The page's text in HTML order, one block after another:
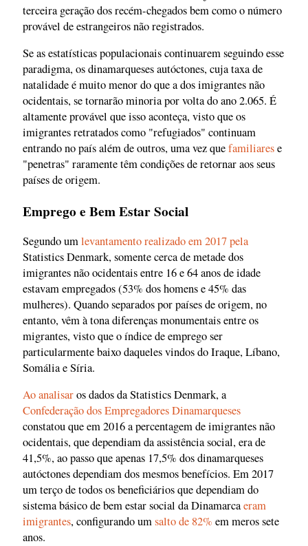
terceira geração dos recém-chegados bem como o número
provável de estrangeiros não registrados.
Se as estatísticas populacionais continuarem seguindo esse
paradigma, os dinamarqueses autóctones, cuja taxa de
natalidade é muito menor do que a dos imigrantes não
ocidentais, se tornarão minoria por volta do ano 2.065. É
altamente provável que isso aconteça, visto que os
imigrantes retratados como "refugiados" continuam
entrando no país além de outros, uma vez quefamiliarese
"penetras" raramente têm condições de retornar aos seus
países de origem.
Emprego e Bem Estar Social
Segundo umlevantamento realizado em 2017 pela
Statistics Denmark, somente cerca de metade dos
imigrantes não ocidentais entre 16 e 64 anos de idade
estavam empregados (53% dos homens e 45% das
mulheres). Quando separados por países de origem, no
entanto, vêm à tona diferenças monumentais entre os
migrantes, visto que o índice de emprego ser
particularmente baixo daqueles vindos do Iraque, Líbano,
Somália e Síria.
Ao analisaros dados da Statistics Denmark, a
Confederação dos Empregadores Dinamarqueses
constatou que em 2016 a percentagem de imigrantes não
ocidentais, que dependiam da assistência social, era de
41,5%, ao passo que apenas 17,5% dos dinamarqueses
autóctones dependiam dos mesmos benefícios. Em 2017
um terço de todos os beneficiários que dependiam do
sistema básico de bem estar social da Dinamarcaeram
imigrantes, configurando umsalto de 82% em meros sete
anos.